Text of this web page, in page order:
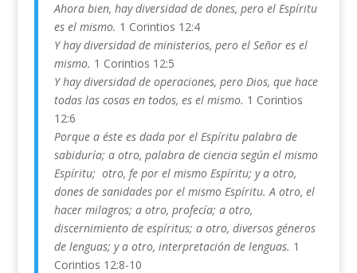
Ahora bien, hay diversidad de dones, pero el Espíritu
es el mismo. 1 Corintios 12:4
Y hay diversidad de ministerios, pero el Señor es el
mismo. 1 Corintios 12:5
Y hay diversidad de operaciones, pero Dios, que hace
todas las cosas en todos, es el mismo. 1 Corintios
12:6
Porque a éste es dada por el Espíritu palabra de
sabiduría; a otro, palabra de ciencia según el mismo
Espíritu; otro, fe por el mismo Espíritu; y a otro,
dones de sanidades por el mismo Espíritu. A otro, el
hacer milagros; a otro, profecía; a otro,
discernimiento de espíritus; a otro, diversos géneros
de lenguas; y a otro, interpretación de lenguas. 1
Corintios 12:8-10